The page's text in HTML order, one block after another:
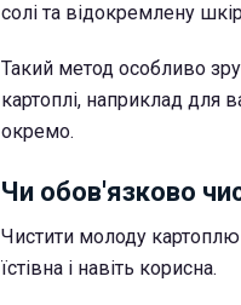
солі та відокремлену
Такий метод особливо
картоплі, наприклад для
окремо.
Чи обов'язково
Чистити молоду картоплю
їстівна і навіть корисна.